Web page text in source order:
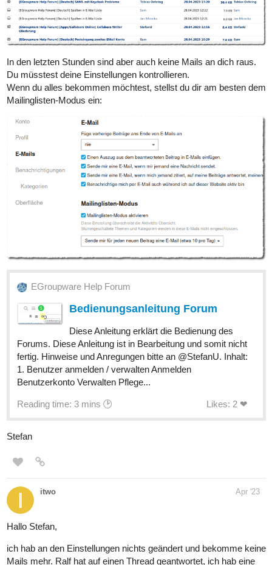
In den letzten Stunden sind aber auch keine Mails an dich raus.
Du müsstest deine Einstellungen kontrollieren.
Wenn du alles bekommen möchtest, stellst du dir am besten dem
Mailinglisten-Modus ein:
EGroupware Help Forum
Bedienungsanleitung Forum
Diese Anleitung erklärt die Bedienung des
Forums. Diese Anleitung ist in Bearbeitung und somit nicht
fertig. Hinweise und Anregungen bitte an @StefanU. Inhalt:
1. Benutzer anmelden / verwalten Anmelden
Benutzerkonto Verwalten Pflege...
Reading time: 3 mins 🕑 Likes: 2 ❤
Stefan
itwo Apr '23
Hallo Stefan,
ich hab an den Einstellungen nichts geändert und bekomme keine
Mails mehr. Ralf hat auf einen Thread geantwortet, ich hab eine